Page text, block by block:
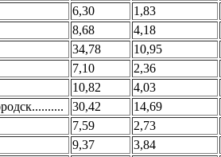
6,30
1,83
8,68
4,18
34,78
10,95
7,10
2,36
10,82
4,03
30,42
14,69
7,59
2,73
9,37
3,84